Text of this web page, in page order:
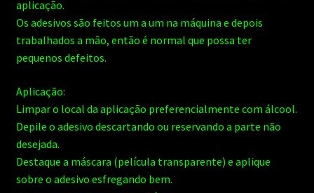
aplicação.
Os adesivos são feitos um a um na máquina e depois
trabalhados a mão, então é normal que possa ter
pequenos defeitos.
Aplicação:
Limpar o local da aplicação preferencialmente com álcool.
Depile o adesivo descartando ou reservando a parte não
desejada.
Destaque a máscara (película transparente) e aplique
sobre o adesivo esfregando bem.